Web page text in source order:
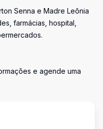
Senna e Madre Leônia
farmácias, hospital,
e agende uma